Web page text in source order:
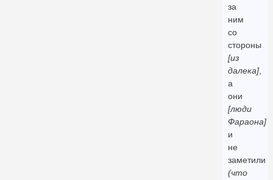
за
ним
со
стороны
[из
далека],
а
они
[люди
Фараона]
и
не
заметили
(что